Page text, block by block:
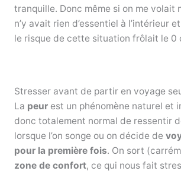
tranquille. Donc même si on me volait
n’y avait rien d’essentiel à l’intérieur
le risque de cette situation frôlait le 0
Stresser avant de partir en voyage
La peurest un phénomène naturel et
donc totalement normal de ressentir
lorsque l’on songe ou on décide de
pour la première fois. On sort
zone de confort, ce qui nous fait